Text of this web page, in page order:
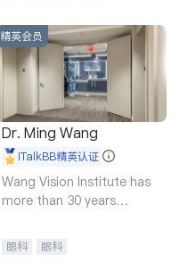
商铺租售
开发商建商
精英会员
Dr. Ming Wang
iTalkBB精英认证
Wang Vision Institute has
more than 30 years
眼科 眼科